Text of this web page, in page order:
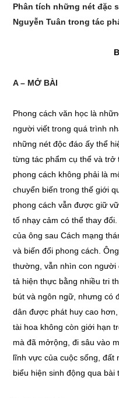
Phân tích những nét đặc
Nguyễn Tuân trongtác
A – MỞ BÀI
Phong cách văn học là
người viết trong quá trình
những nét độc đáo ấy thể
từng tác phẩm cụ thể và trở
phong cách không phải là
chuyển biến trong thế giới
phong cách vẫn được giữ
tố nhạy cảm có thể thay
của ông sau Cách mạng
và biến đổi phong cách.
thường, vẫn nhìn con
tả hiện thực bằng nhiều tri
bút và ngôn ngữ, nhưng có
dân được phát huy cao
tài hoa không còn giới hạn
mà đã mởrộng, đi sâu vào
lĩnh vực của cuộc sống,
biểu hiện sinh động qua bài